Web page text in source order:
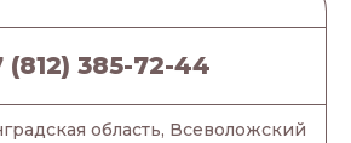
(812) 385-72-44
область, Всеволожский